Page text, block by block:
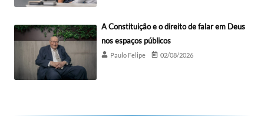
A Constituição e o direito de falar em Deus
nos espaços públicos
Paulo Felipe 02/08/2026